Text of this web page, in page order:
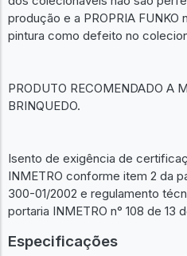
produção e a PROPRIA FUNKO
pintura como defeito no
PRODUTO RECOMENDADO A
BRINQUEDO.
Isento de exigência de
INMETRO conforme item 2 da
300-01/2002 e regulamento
portaria INMETRO n° 108 de 13
Especificações